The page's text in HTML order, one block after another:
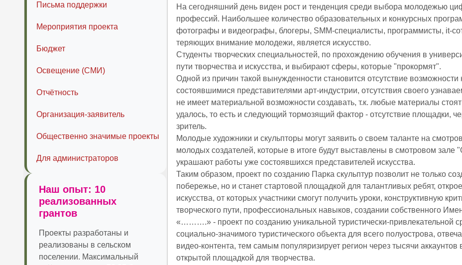
Письма поддержки
Мероприятия проекта
Бюджет
Освещение (СМИ)
Отчётность
Организация-заявитель
Общественно значимые проекты
Для администраторов
Наш опыт: 10
реализованных
грантов
Проекты разработаны и
реализованы в сельском
поселении. Максимальный
На сегодняшний день виден рост и тенденция среди выбора молодежью
профессий. Наибольшее количество образовательных и конкурсных
фотографы и видеографы, блогеры, SMM-специалисты, программисты, it-
теряющих внимание молодежи, является искусство.
Студенты творческих специальностей, по прохождению обучения в
пути творчества и искусства, и выбирают сферы, которые "прокормят".
Одной из причин такой вынужденности становится отсутствие возможности
состоявшимися представителями арт-индустрии, отсутствия своего
не имеет материальной возможности создавать, т.к. любые материалы
удалось, то есть и следующий тормозящий фактор - отсутствие площадки,
зритель.
Молодые художники и скульпторы могут заявить о своем таланте на
молодых создателей, которые в итоге будут выставлены в смотровом
украшают работы уже состоявшихся представителей искусства.
Таким образом, проект по созданию Парка скульптур позволит не только
побережье, но и станет стартовой площадкой для талантливых ребят,
искусства, от которых участники смогут получить уроки, конструктивную
творческого пути, профессиональных навыков, создании собственного
«……….» - проект по созданию уникальной туристически-привлекательной
социально-значимого туристического объекта для всего полуострова,
видео-контента, тем самым популяризирует регион через тысячи аккаунтов
открытой площадкой для творчества.